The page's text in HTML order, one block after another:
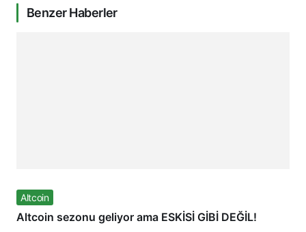
Benzer Haberler
Altcoin
Altcoin sezonu geliyor ama ESKİSİ GİBİ DEĞİL!